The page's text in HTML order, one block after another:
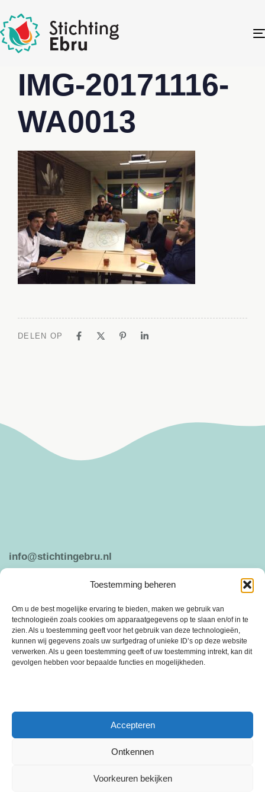
Toestemming beheren
Om u de best mogelijke ervaring te bieden, maken we gebruik van
technologieën zoals cookies om apparaatgegevens op te slaan en/of in te
zien. Als u toestemming geeft voor het gebruik van deze technologieën,
kunnen wij gegevens zoals uw surfgedrag of unieke ID’s op deze website
verwerken. Als u geen toestemming geeft of uw toestemming intrekt, kan dit
gevolgen hebben voor bepaalde functies en mogelijkheden.
Accepteren
Ontkennen
Voorkeuren bekijken
IMG-20171116-
WA0013
DELEN OP
info@stichtingebru.nl
Weergeven op Google Maps
ANBI PRIVACY VERKLARING
behoefte om sociale cohesie en saamhorigheid te bevorderen.